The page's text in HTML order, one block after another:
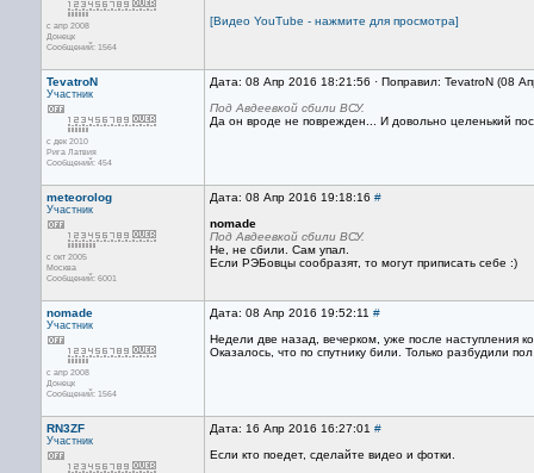
с апр 2008
Донецк
Сообщений: 1564
[Видео YouTube - нажмите для просмотра]
TevatroN
Участник
с дек 2010
Рига Латвия
Сообщений: 454
Дата: 08 Апр 2016 18:21:56 · Поправил: TevatroN (08
Под Авдеевкой сбили ВСУ.
Да он вроде не поврежден... И довольно целенький
meteorolog
Участник
с окт 2005
Москва
Сообщений: 6001
Дата: 08 Апр 2016 19:18:16 #
nomade
Под Авдеевкой сбили ВСУ.
Не, не сбили. Сам упал.
Если РЭБовцы сообразят, то могут приписать себе :)
nomade
Участник
с апр 2008
Донецк
Сообщений: 1564
Дата: 08 Апр 2016 19:52:11 #
Недели две назад, вечерком, уже после наступления
Оказалось, что по спутнику били. Только разбудили
RN3ZF
Участник
Дата: 16 Апр 2016 16:27:01 #
Если кто поедет, сделайте видео и фотки.